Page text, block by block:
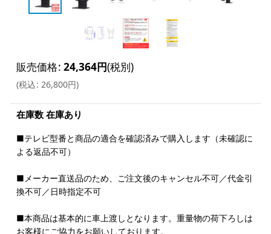
販売価格: 24,364円(税別)
(税込: 26,800円)
在庫数 在庫あり
■テレビ型番と商品の適合を確認済みで購入します（未確認に
よる返品不可）
■メーカー直送品のため、ご注文後のキャンセル不可／代金引
換不可／日時指定不可
■本商品は基本的に車上渡しとなります。重量物の荷下ろしは
お客様にご協力をお願いしております。